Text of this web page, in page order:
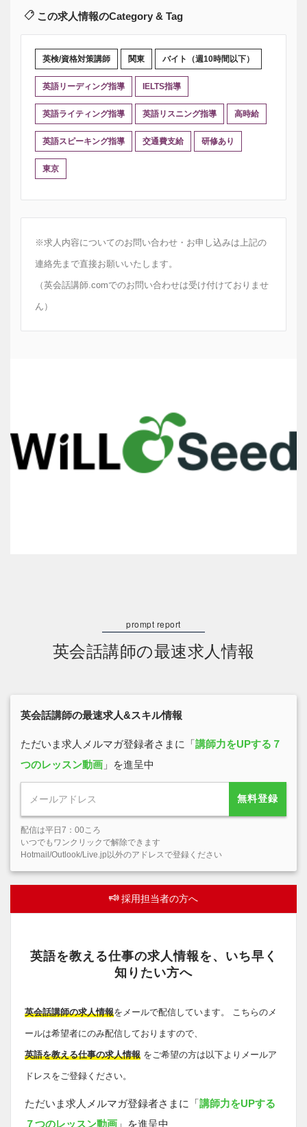
この求人情報のCategory & Tag
英検/資格対策講師 関東 バイト（週10時間以下）
英語リーディング指導 IELTS指導
英語ライティング指導 英語リスニング指導 高時給
英語スピーキング指導 交通費支給 研修あり
東京
※求人内容についてのお問い合わせ・お申し込みは上記の
連絡先まで直接お願いいたします。
（英会話講師.comでのお問い合わせは受け付けておりませ
ん）
英会話講師の最速求人情報
英会話講師の最速求人&スキル情報
ただいま求人メルマガ登録者さまに「講師力をUPする７
つのレッスン動画 」を進呈中
無料登録
配信は平日7：00ころ
いつでもワンクリックで解除できます
Hotmail/Outlook/Live.jp以外のアドレスで登録ください
採用担当者の方へ
英語を教える仕事の求人情報を、いち早く
知りたい方へ
英会話講師の求人情報をメールで配信しています。 こちらのメ
ールは希望者にのみ配信しておりますので、
英語を教える仕事の求人情報 をご希望の方は以下よりメールア
ドレスをご登録ください。
ただいま求人メルマガ登録者さまに「講師力をUPする
７つのレッスン動画 」を進呈中